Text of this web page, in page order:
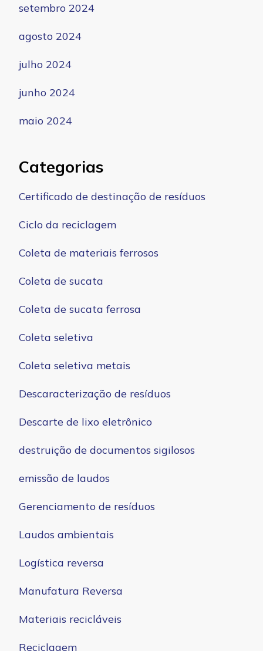
setembro 2024
agosto 2024
julho 2024
junho 2024
maio 2024
Categorias
Certificado de destinação de resíduos
Ciclo da reciclagem
Coleta de materiais ferrosos
Coleta de sucata
Coleta de sucata ferrosa
Coleta seletiva
Coleta seletiva metais
Descaracterização de resíduos
Descarte de lixo eletrônico
destruição de documentos sigilosos
emissão de laudos
Gerenciamento de resíduos
Laudos ambientais
Logística reversa
Manufatura Reversa
Materiais recicláveis
Reciclagem